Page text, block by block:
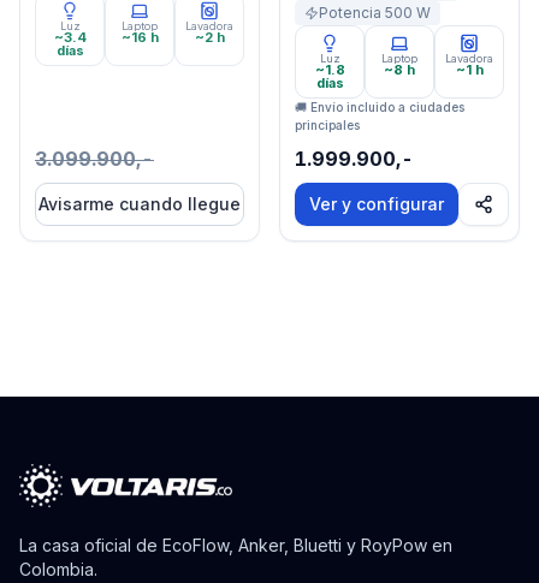
Luz
~3.4
días
Laptop
~16 h
Lavadora
~2 h
3.099.900,-
Avisarme cuando llegue
Potencia 500 W
Luz
~1.8
días
Laptop
~8 h
Lavadora
~1 h
🚚 Envío incluido a ciudades
principales
1.999.900,-
Ver y configurar
La casa oficial de EcoFlow, Anker, Bluetti y RoyPow en
Colombia.